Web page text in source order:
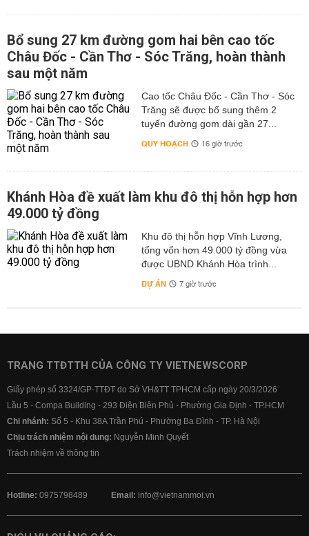
Bổ sung 27 km đường gom hai bên cao tốc
Châu Đốc - Cần Thơ - Sóc Trăng, hoàn thành
sau một năm
Cao tốc Châu Đốc - Cần Thơ - Sóc
Trăng sẽ được bổ sung thêm 2
tuyến đường gom dài gần 27...
QUY HOẠCH 16 giờ trước
Khánh Hòa đề xuất làm khu đô thị hỗn hợp hơn
49.000 tỷ đồng
Khu đô thị hỗn hợp Vĩnh Lương,
tổng vốn hơn 49.000 tỷ đồng vừa
được UBND Khánh Hòa trình...
DỰ ÁN 7 giờ trước
TRANG TTĐTTH CỦA CÔNG TY VIETNEWSCORP
Giấy phép số 3324/GP-TTĐT do Sở VH&TT TPHCM cấp ngày 20/3/2026
Lầu 5 - Compa Building - 293 Điện Biên Phủ - Phường Gia Định - TP.HCM
Chi nhánh: Số 5 - Khu 38A Trần Phú - Phường Ba Đình - TP. Hà Nội
Chịu trách nhiệm nội dung: Nguyễn Minh Quyết
Trách nhiệm về thông tin
Hotline: 0975798489 Email: info@vietnammoi.vn